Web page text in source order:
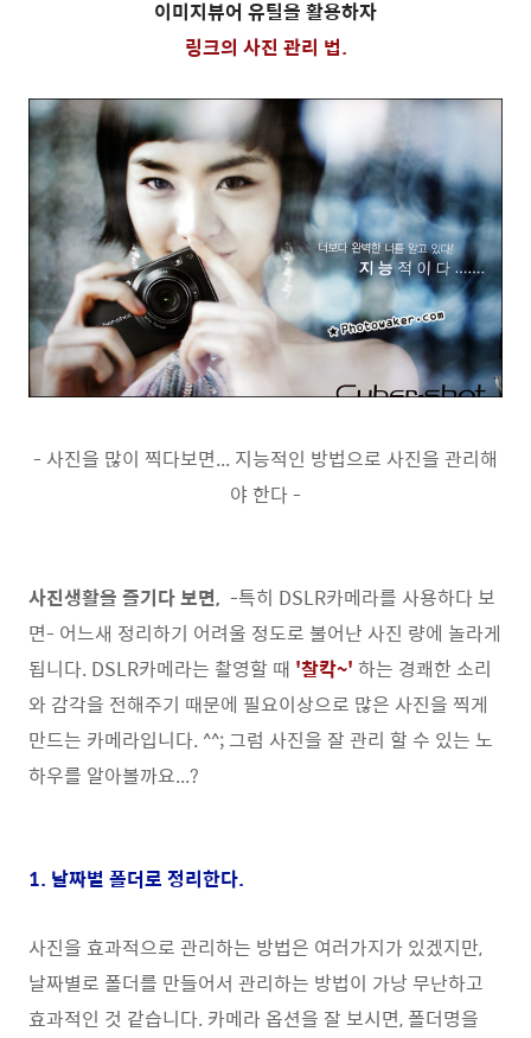
이미지뷰어 유틸을 활용하자
링크의 사진 관리 법.
- 사진을 많이 찍다보면... 지능적인 방법으로 사진을 관리해
야 한다 -
사진생활을 즐기다 보면, -특히 DSLR카메라를 사용하다 보
면- 어느새 정리하기 어려울 정도로 불어난 사진 량에 놀라게
됩니다. DSLR카메라는 촬영할 때 '찰칵~' 하는 경쾌한 소리
와 감각을 전해주기 때문에 필요이상으로 많은 사진을 찍게
만드는 카메라입니다. ^^; 그럼 사진을 잘 관리 할 수 있는 노
하우를 알아볼까요...?
1. 날짜별 폴더로 정리한다.
사진을 효과적으로 관리하는 방법은 여러가지가 있겠지만,
날짜별로 폴더를 만들어서 관리하는 방법이 가낭 무난하고
효과적인 것 같습니다. 카메라 옵션을 잘 보시면, 폴더명을